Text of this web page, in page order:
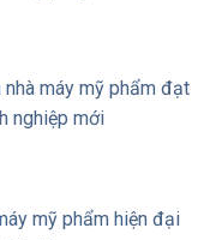
nhà máy mỹ phẩm đạt
nghiệp mới
mỹ phẩm hiện đại